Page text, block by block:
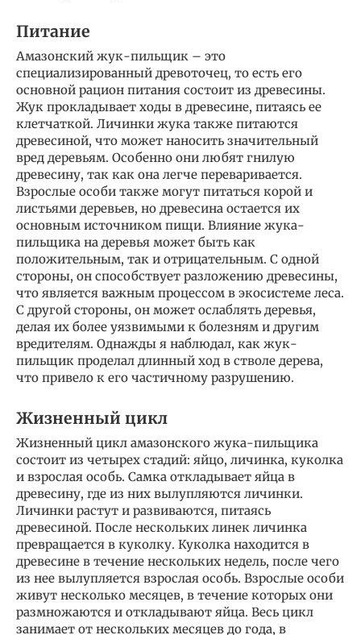
Питание
Амазонский жук-пильщик – это
специализированный древоточец, то есть его
основной рацион питания состоит из древесины.
Жук прокладывает ходы в древесине, питаясь ее
клетчаткой. Личинки жука также питаются
древесиной, что может наносить значительный
вред деревьям. Особенно они любят гнилую
древесину, так как она легче переваривается.
Взрослые особи также могут питаться корой и
листьями деревьев, но древесина остается их
основным источником пищи. Влияние жука-
пильщика на деревья может быть как
положительным, так и отрицательным. С одной
стороны, он способствует разложению древесины,
что является важным процессом в экосистеме леса.
С другой стороны, он может ослаблять деревья,
делая их более уязвимыми к болезням и другим
вредителям. Однажды я наблюдал, как жук-
пильщик проделал длинный ход в стволе дерева,
что привело к его частичному разрушению.
Жизненный цикл
Жизненный цикл амазонского жука-пильщика
состоит из четырех стадий: яйцо, личинка, куколка
и взрослая особь. Самка откладывает яйца в
древесину, где из них вылупляются личинки.
Личинки растут и развиваются, питаясь
древесиной. После нескольких линек личинка
превращается в куколку. Куколка находится в
древесине в течение нескольких недель, после чего
из нее вылупляется взрослая особь. Взрослые особи
живут несколько месяцев, в течение которых они
размножаются и откладывают яйца. Весь цикл
занимает от нескольких месяцев до года, в